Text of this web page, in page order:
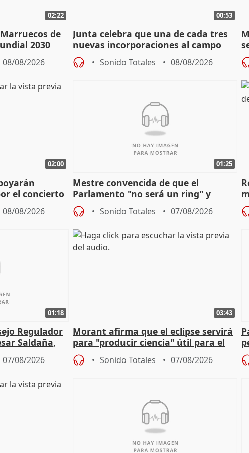
02:22
de
2030
08/08/2026
00:53
Junta celebra que una de cada tres
nuevas incorporaciones al campo
andaluz son mujeres jóvenes
Sonido Totales 08/08/2026
02:00
el concierto
08/08/2026
01:25
Mestre convencida de que el
Parlamento "no será un ring" y
defiende "estabilidad" del pacto con
Vox
Sonido Totales 07/08/2026
01:18
Regulador
Saldaña,
07/08/2026
03:43
Morant afirma que el eclipse servirá
para "producir ciencia" útil para el
resto del mundo
Sonido Totales 07/08/2026